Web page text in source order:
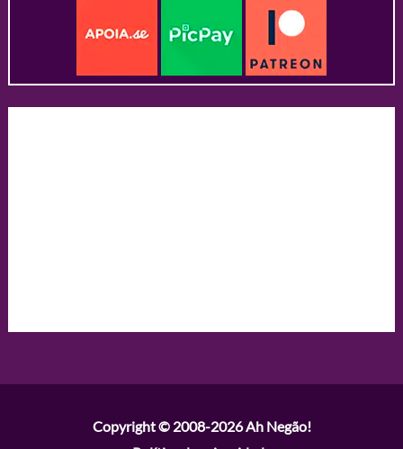
Copyright © 2008-2026Ah Negão!